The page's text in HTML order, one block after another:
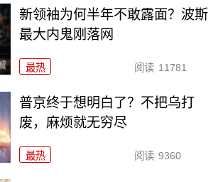
新领袖为何半年不敢露面？波斯
最大内鬼刚落网
最热 阅读 11781
普京终于想明白了？不把乌打
废，麻烦就无穷尽
最热 阅读 9360